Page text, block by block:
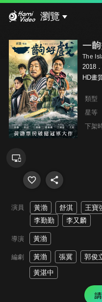
瀏覽
一
The
2018
HD畫
類型
星等
下架
演員 黃渤 舒淇 王寶
李勤勤
李又麟
導演 黃渤
編劇 黃渤 張冀 郭俊
黃湛中